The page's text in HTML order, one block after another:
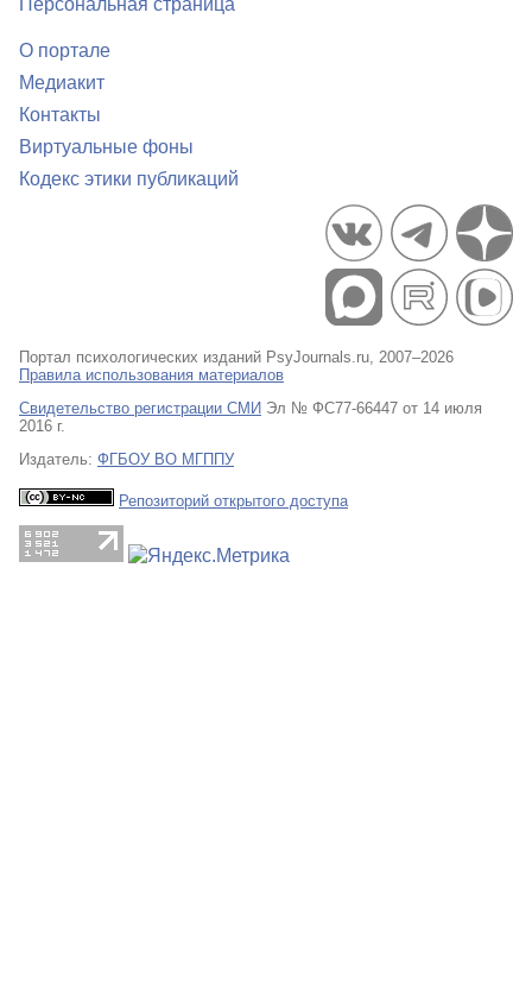
Персональная страница
О портале
Медиакит
Контакты
Виртуальные фоны
Кодекс этики публикаций
Портал психологических изданий PsyJournals.ru, 2007–2026
Правила использования материалов
Свидетельство регистрации СМИ Эл № ФС77-66447 от 14 июля
2016 г.
Издатель: ФГБОУ ВО МГППУ
Репозиторий открытого доступа